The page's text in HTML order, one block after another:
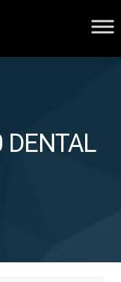
DENTAL